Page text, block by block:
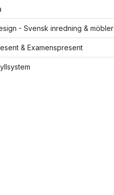
- Svensk inredning & möbler
& Examenspresent